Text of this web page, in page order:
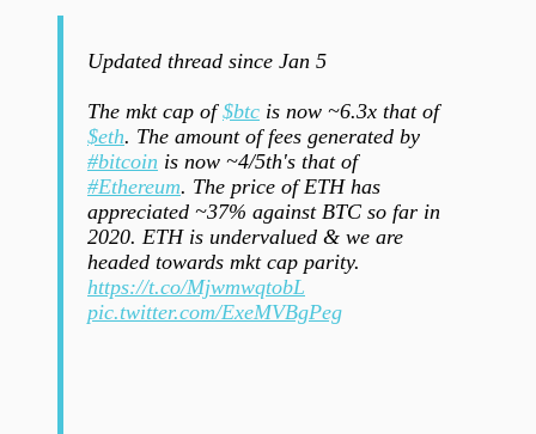
Updated thread since Jan 5
The mkt cap of$btc is now ~6.3x that of
$eth. The amount of fees generated by
#bitcoin is now ~4/5th's that of
#Ethereum. The price of ETH has
appreciated ~37% against BTC so far in
2020. ETH is undervalued & we are
headed towards mkt cap parity.
https://t.co/MjwmwqtobL
pic.twitter.com/ExeMVBgPeg